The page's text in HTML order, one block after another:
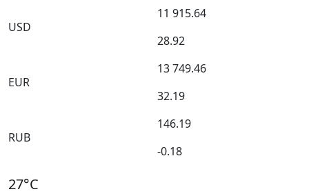
USD
11 915.64
28.92
EUR
13 749.46
32.19
RUB
146.19
-0.18
27°C